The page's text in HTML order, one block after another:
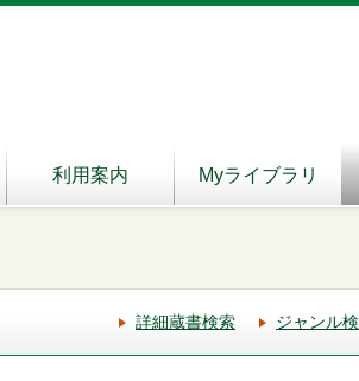
利用案内 Myライブラリ
詳細蔵書検索 ジャンル